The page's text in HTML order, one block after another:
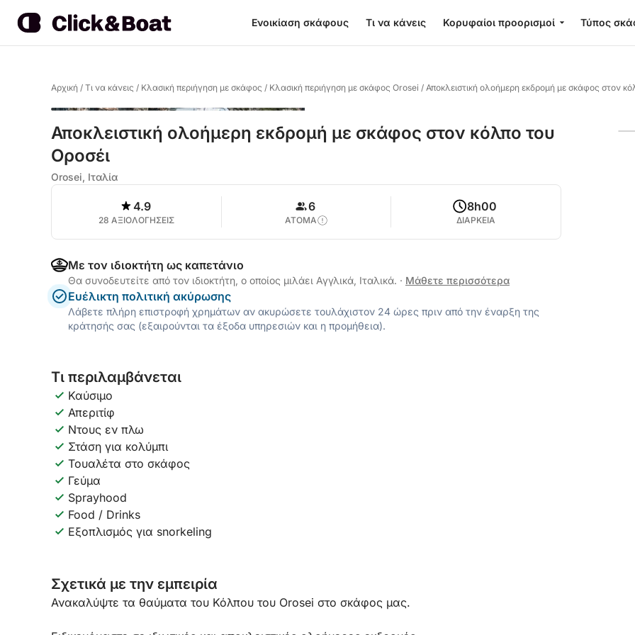
Ενοικίαση σκάφους Τι να κάνεις Κορυφαίοι προορισμοί Τύπος
Αρχική / Τι να κάνεις / Κλασική περιήγηση με σκάφος / Κλασική περιήγηση με σκάφος Orosei / Αποκλειστική ολοήμερη εκδρομή με σκάφος στον
Αποκλειστική ολοήμερη εκδρομή με σκάφος στον κόλπο του
Οροσέι
Orosei, Ιταλία
4.9
28 ΑΞΙΟΛΟΓΗΣΕΙΣ
6
ΑΤΟΜΑ
8h00
ΔΙΑΡΚΕΙΑ
Με τον ιδιοκτήτη ως καπετάνιο
Θα συνοδευτείτε από τον ιδιοκτήτη, ο οποίος μιλάει Αγγλικά, Ιταλικά. · Μάθετε περισσότερα
Ευέλικτη πολιτική ακύρωσης
Λάβετε πλήρη επιστροφή χρημάτων αν ακυρώσετε τουλάχιστον 24 ώρες πριν από την έναρξη της
κράτησής σας (εξαιρούνται τα έξοδα υπηρεσιών και η προμήθεια).
Τι περιλαμβάνεται
Καύσιμο
Απεριτίφ
Ντους εν πλω
Στάση για κολύμπι
Τουαλέτα στο σκάφος
Γεύμα
Sprayhood
Food / Drinks
Εξοπλισμός για snorkeling
Σχετικά με την εμπειρία
Ανακαλύψτε τα θαύματα του Κόλπου του Orosei στο σκάφος μας.